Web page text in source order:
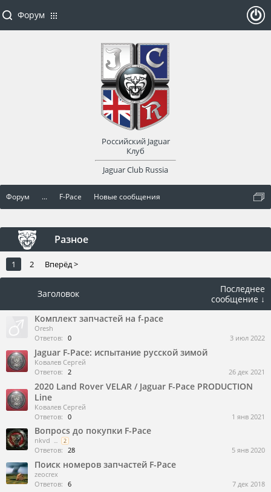
Форум ... F-Pace Новые сообщения
Разное
1 2 Вперёд >
Заголовок
Последнее
сообщение ↓
Комплект запчастей на f-pace
Oresh
Ответов: 0 3 июл 2022
Jaguar F-Pace: испытание русской зимой
Ковалев Сергей
Ответов: 2 26 дек 2021
2020 Land Rover VELAR / Jaguar F-Pace PRODUCTION
Line
Ковалев Сергей
Ответов: 0 1 янв 2021
Вопросs до покупки F-Pace
nkvd ... 2
Ответов: 28 5 янв 2020
Поиск номеров запчастей F-Pace
zeocrex
Ответов: 6 7 дек 2018
Форум
Российский Jaguar
Клуб
Jaguar Club Russia
оват